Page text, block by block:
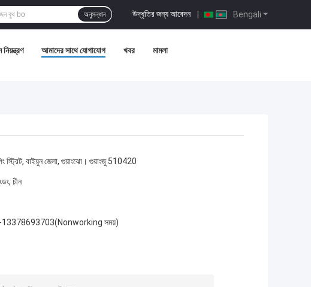
Bengali
উদ্ধৃতির জন্য আবেদন |
অনুসন্ধান
নিয়ন্ত্রণ আমাদের সাথে যোগাযোগ খবর মামলা
বাইয়ুন জেলা, গুয়াংঝো। গুয়াংজু 510420
চীন
13378693703(Nonworking সময়)